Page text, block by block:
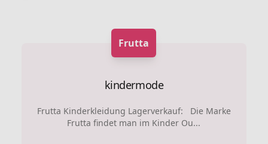
Frutta
kindermode
Frutta Kinderkleidung Lagerverkauf: Die Marke
Frutta findet man im Kinder Ou...